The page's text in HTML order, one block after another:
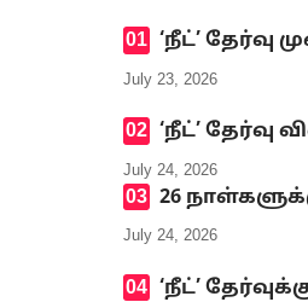
‘நீட்’
July 23, 2026
‘நீட்’
July 24, 2026
26
July 24, 2026
‘நீட்’